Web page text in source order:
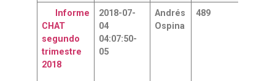
Informe
CHAT
segund o
trimestre
2018
2018-07-
04
04:07:50-
05
Andrés
Ospina
489